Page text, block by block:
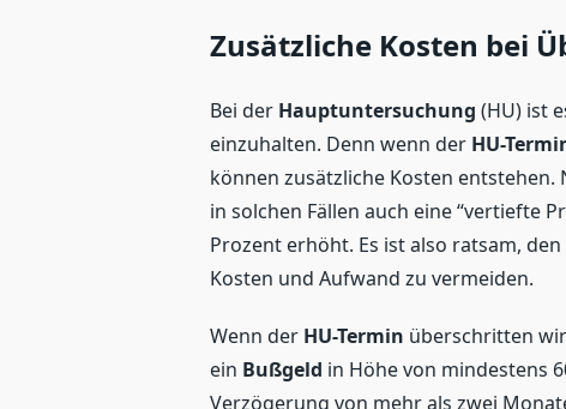
Zusätzliche Kosten bei
Bei der Hauptuntersuchung (HU) ist
einzuhalten. Denn wenn der HU-
können zusätzliche Kosten
in solchen Fällen auch eine “vertiefte
Prozent erhöht. Es ist also ratsam,
Kosten und Aufwand zu vermeiden.
Wenn der HU-Termin überschritten
ein Bußgeld in Höhe von mindestens
Verzögerung von mehr als zwei